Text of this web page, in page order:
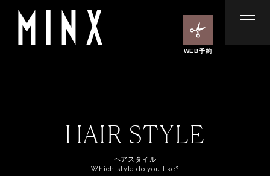
WEB予約
HAIR STYLE
ヘアスタイル
Which style do you like?